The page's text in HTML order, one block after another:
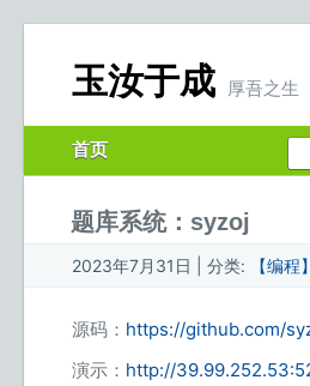
玉汝于成 厚吾之生
首页
题库系统：syzoj
2023年7月31日 | 分类: 【编程】
源码： https://github.com/
演示： http://